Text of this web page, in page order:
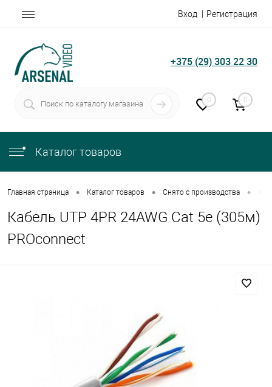
Вход Регистрация
+375 (29) 303 22 30
0 0
Каталог товаров
Главная страница • Каталог товаров • Снято с производства •
Кабель UTP 4PR 24AWG Cat 5е (305м)
PROconnect